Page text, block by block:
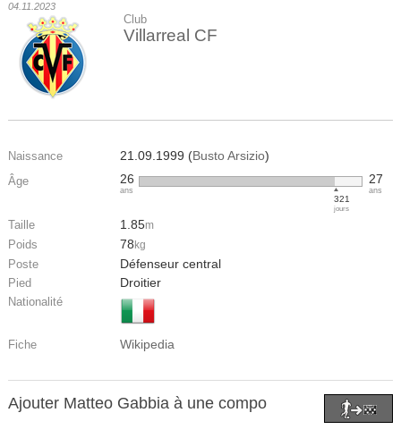
04.11.2023
Club
Villarreal CF
Naissance 21.09.1999 (Busto Arsizio)
Âge 26
ans
321
jours
27
ans
Taille 1.85m
Poids 78 kg
Poste Défenseur central
Pied Droitier
Nationalité
Fiche Wikipedia
Ajouter Matteo Gabbia à une compo